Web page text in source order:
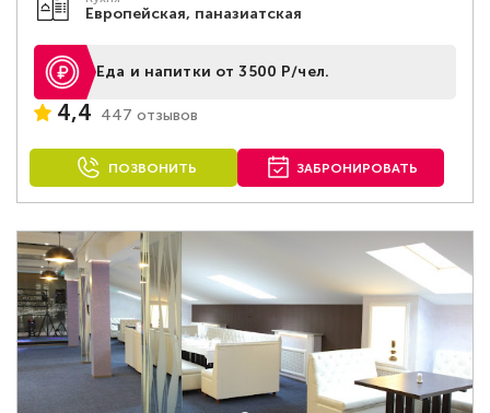
Европейская, паназиатская
Еда и напитки от 3500 Р/чел.
4,4 447 отзывов
ПОЗВОНИТЬ ЗАБРОНИРОВАТЬ